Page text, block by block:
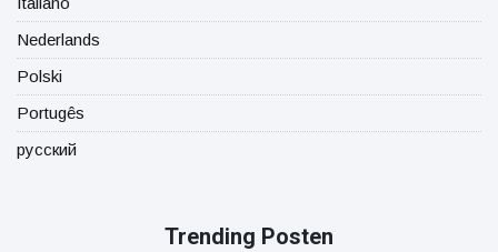
Nederlands
Polski
Portugês
русский
Trending Posten